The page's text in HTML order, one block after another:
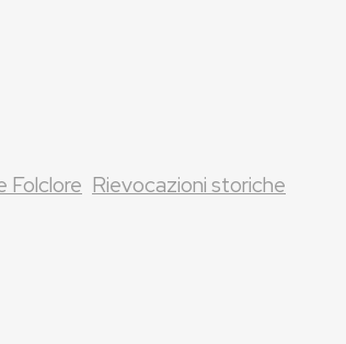
Folclore Rievocazioni storiche